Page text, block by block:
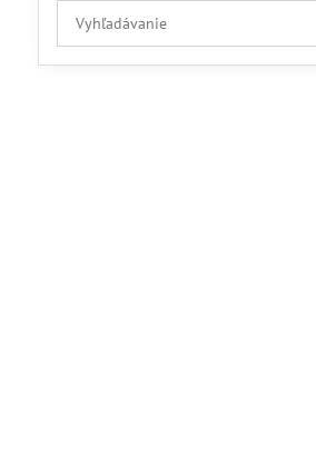
Prehľadať
výsledky
filtra